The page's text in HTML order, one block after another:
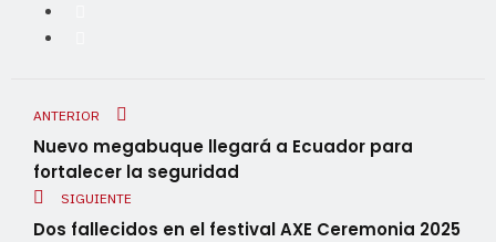
ANTERIOR
Nuevo megabuque llegará a Ecuador para
fortalecer la seguridad
SIGUIENTE
Dos fallecidos en el festival AXE Ceremonia 2025